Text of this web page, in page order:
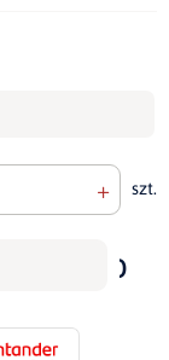
+ szt.
do